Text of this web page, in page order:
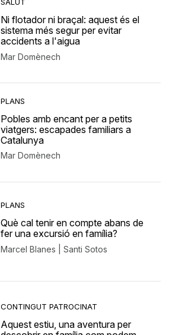
Ni flotador ni braçal: aquest és el
sistema més segur per evitar
accidents a l'aigua
Mar Domènech
PLANS
Pobles amb encant per a petits
viatgers: escapades familiars a
Catalunya
Mar Domènech
PLANS
Què cal tenir en compte abans de
fer una excursió en família?
Marcel Blanes | Santi Sotos
CONTINGUT PATROCINAT
Aquest estiu, una aventura per